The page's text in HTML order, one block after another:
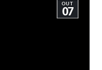
OUT
07